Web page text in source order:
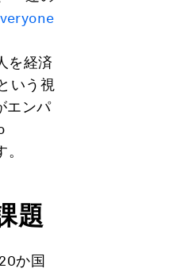
を経済
いう視
エンパ
題
か国